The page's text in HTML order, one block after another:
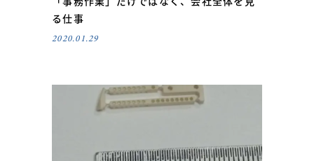
る仕事
2020.01.29